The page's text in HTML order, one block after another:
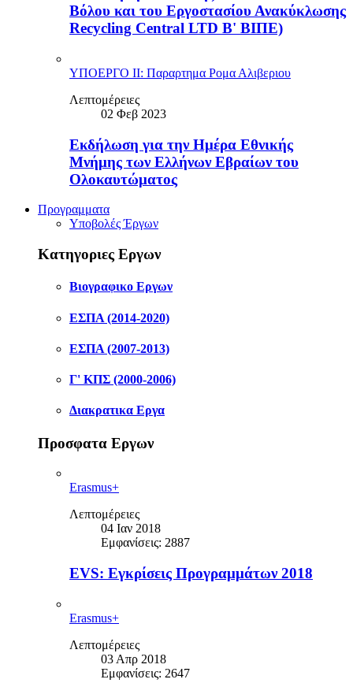
Βόλου και του Eργοστασίου Ανακύκλωσης
Recycling Central LTD Β' ΒΙΠΕ)
ΥΠΟΕΡΓΟ ΙΙ: Παραρτημα Ρομα Αλιβεριου
Λεπτομέρειες
02 Φεβ 2023
Εκδήλωση για την Ημέρα Εθνικής
Μνήμης των Ελλήνων Εβραίων του
Ολοκαυτώματος
Προγραμματα
Υποβολές Έργων
Κατηγοριες Εργων
Βιογραφικο Εργων
ΕΣΠΑ (2014-2020)
ΕΣΠΑ (2007-2013)
Γ' ΚΠΣ (2000-2006)
Διακρατικα Εργα
Προσφατα Εργων
Erasmus+
Λεπτομέρειες
04 Ιαν 2018
Εμφανίσεις: 2887
EVS: Εγκρίσεις Προγραμμάτων 2018
Erasmus+
Λεπτομέρειες
03 Απρ 2018
Εμφανίσεις: 2647